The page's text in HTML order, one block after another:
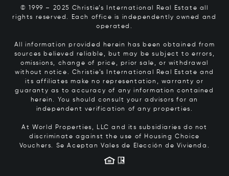
© 1999 – 2025 Christie’s International Real Estate all
rights reserved. Each office is independently owned and
operated.
All information provided herein has been obtained from
sources believed reliable, but may be subject to errors,
omissions, change of price, prior sale, or withdrawal
without notice. Christie’s International Real Estate and
its affiliates make no representation, warranty or
guaranty as to accuracy of any information contained
herein. You should consult your advisors for an
independent verification of any properties.
At World Properties, LLC and its subsidiaries do not
discriminate against the use of Housing Choice
Vouchers. Se Aceptan Vales de Elección de Vivienda.